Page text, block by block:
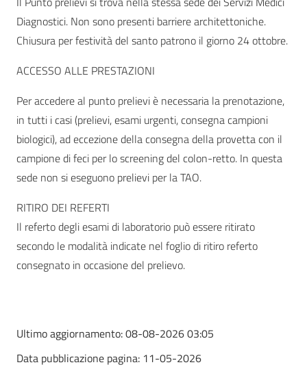
Diagnostici. Non sono presenti barriere architettoniche.
Chiusura per festività del santo patrono il giorno 24 ottobre.
ACCESSO ALLE PRESTAZIONI
Per accedere al punto prelievi è necessaria la prenotazione,
in tutti i casi (prelievi, esami urgenti, consegna campioni
biologici), ad eccezione della consegna della provetta con il
campione di feci per lo screening del colon-retto. In questa
sede non si eseguono prelievi per la TAO.
RITIRO DEI REFERTI
Il referto degli esami di laboratorio può essere ritirato
secondo le modalità indicate nel foglio di ritiro referto
consegnato in occasione del prelievo.
Ultimo aggiornamento:08-08-2026 03:05
Data pubblicazione pagina: 11-05-2026